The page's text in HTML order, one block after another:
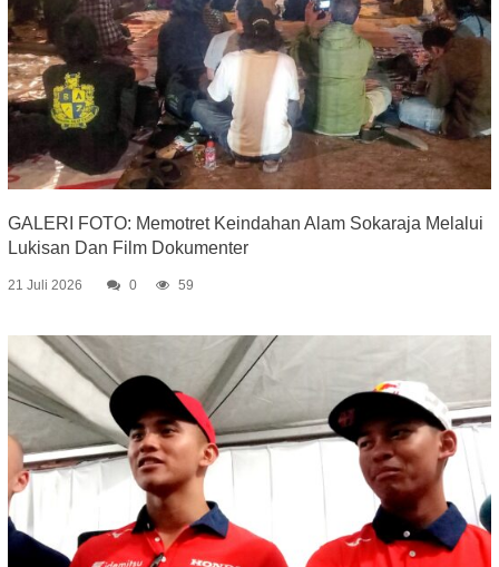
GALERI FOTO: Memotret Keindahan Alam Sokaraja Melalui
Lukisan Dan Film Dokumenter
21 Juli 2026 0 59